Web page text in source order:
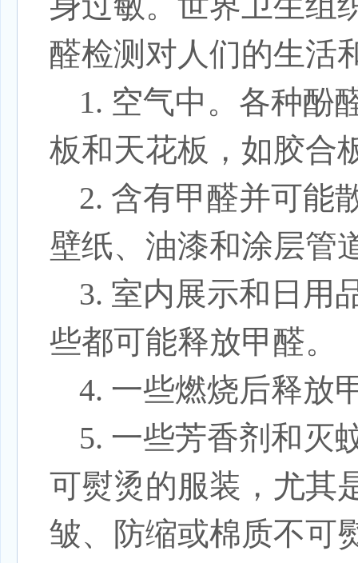
醛检测 对人们的生活
1. 空气中。各种酚
板和天花板，如胶合
2. 含有甲醛并可能
壁纸、油漆和涂层管
3. 室内展示和日用
些都可能释放甲醛。
4. 一些燃烧后释放
5. 一些芳香剂和灭
可熨烫的服装，尤其
皱、防缩或棉质不可